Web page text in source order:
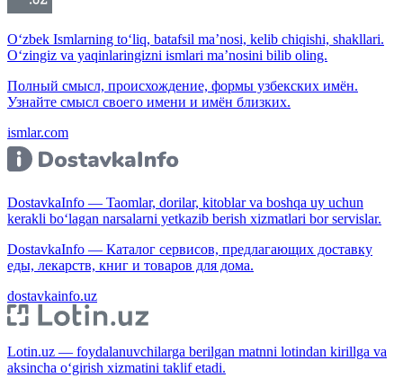
O‘zbek Ismlarning to‘liq, batafsil ma’nosi, kelib chiqishi, shakllari.
O‘zingiz va yaqinlaringizni ismlari ma’nosini bilib oling.
Полный смысл, происхождение, формы узбекских имён.
Узнайте смысл своего имени и имён близких.
ismlar.com
DostavkaInfo — Taomlar, dorilar, kitoblar va boshqa uy uchun
kerakli bo‘lagan narsalarni yetkazib berish xizmatlari bor servislar.
DostavkaInfo — Каталог сервисов, предлагающих доставку
еды, лекарств, книг и товаров для дома.
dostavkainfo.uz
Lotin.uz — foydalanuvchilarga berilgan matnni lotindan kirillga va
aksincha o‘girish xizmatini taklif etadi.